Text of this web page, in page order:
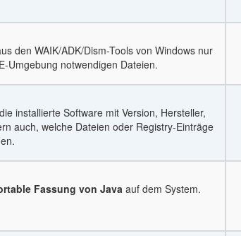
den WAIK/ADK/Dism-Tools von Windows nur
Umgebung notwendigen Dateien.
installierte Software mit Version, Hersteller,
auch, welche Dateien oder Registry-Einträge
Fassung von Java auf dem System.